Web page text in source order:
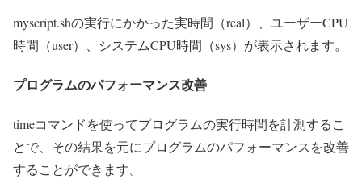
myscript.shの実行にかかった実時間（real）、ユーザーCPU
時間（user）、システムCPU時間（sys）が表示されます。
プログラムのパフォーマンス改善
timeコマンドを使ってプログラムの実行時間を計測するこ
とで、その結果を元にプログラムのパフォーマンスを改善
することができます。